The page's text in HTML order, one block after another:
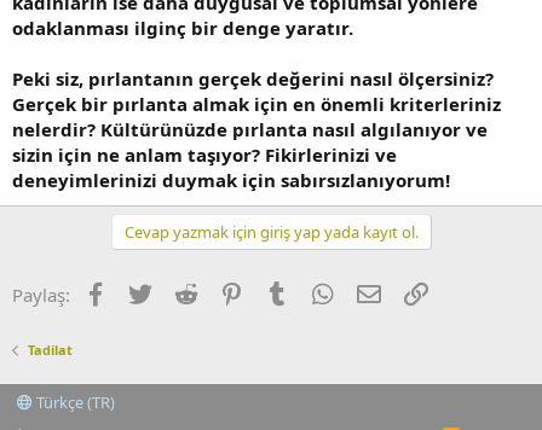
odaklanması ilginç bir denge yaratır.
Peki siz, pırlantanın gerçek değerini nasıl ölçersiniz?
Gerçek bir pırlanta almak için en önemli kriterleriniz
nelerdir? Kültürünüzde pırlanta nasıl algılanıyor ve
sizin için ne anlam taşıyor? Fikirlerinizi ve
deneyimlerinizi duymak için sabırsızlanıyorum!
Cevap yazmak için giriş yap yada kayıt ol.
Paylaş: Facebook
TwitterReddit PinterestTumblrWhatsApp
E-postaLink
Tadilat
Türkçe (TR)